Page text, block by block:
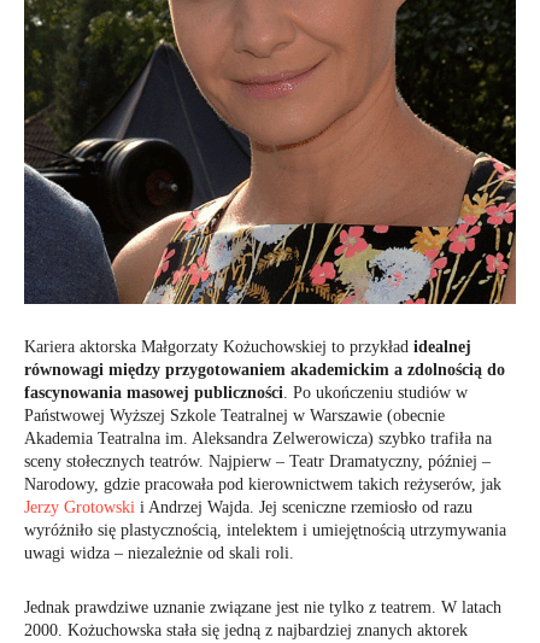
Kariera aktorska Małgorzaty Kożuchowskiej to przykład idealnej
równowagi między przygotowaniem akademickim a zdolnością do
fascynowania masowej publiczności. Po ukończeniu studiów w
Państwowej Wyższej Szkole Teatralnej w Warszawie (obecnie
Akademia Teatralna im. Aleksandra Zelwerowicza) szybko trafiła na
sceny stołecznych teatrów. Najpierw – Teatr Dramatyczny, później –
Narodowy, gdzie pracowała pod kierownictwem takich reżyserów, jak
Jerzy Grotowski i Andrzej Wajda. Jej sceniczne rzemiosło od razu
wyróżniło się plastycznością, intelektem i umiejętnością utrzymywania
uwagi widza – niezależnie od skali roli.
Jednak prawdziwe uznanie związane jest nie tylko z teatrem. W latach
2000. Kożuchowska stała się jedną z najbardziej znanych aktorek